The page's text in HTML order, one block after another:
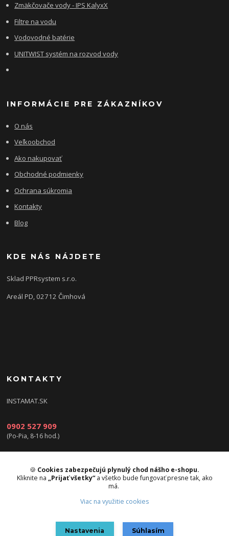
Zmäkčovače vody - IPS KalyxX
Filtre na vodu
Vodovodné batérie
UNITWIST systém na rozvod vody
INFORMÁCIE PRE ZÁKAZNÍKOV
O nás
Veľkoobchod
Ako nakupovať
Obchodné podmienky
Ochrana súkromia
Kontakty
Blog
KDE NÁS NÁJDETE
Sklad PPRsystem s.r.o.
Areál PD, 02712 Čimhová
KONTAKTY
INSTAMAT.SK
0902 527 909
(Po-Pia, 8-16 hod.)
info@instamat.sk
🍪 Cookies zabezpečujú plynulý chod nášho e-shopu.
Kliknite na „Prijať všetky“a všetko bude fungovať presne tak, ako
má.
Viac na využitie cookies
Nastavenia Súhlasím